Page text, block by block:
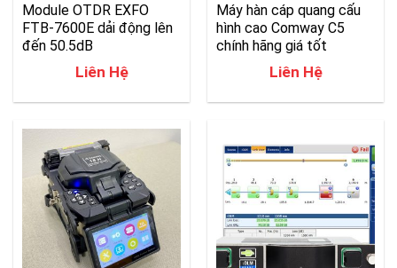
Module OTDR EXFO
FTB-7600E dải động lên
đến 50.5dB
Liên Hệ
Máy hàn cáp quang cấu
hình cao Comway C5
chính hãng giá tốt
Liên Hệ